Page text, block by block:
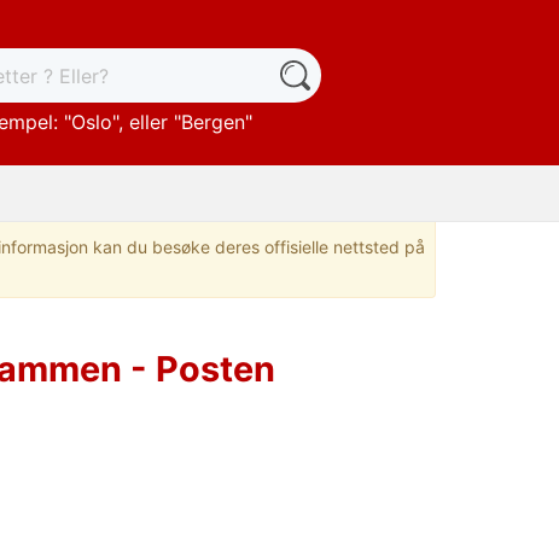
"Oslo", eller "Bergen"
kan du besøke deres offisielle nettsted på
- Posten